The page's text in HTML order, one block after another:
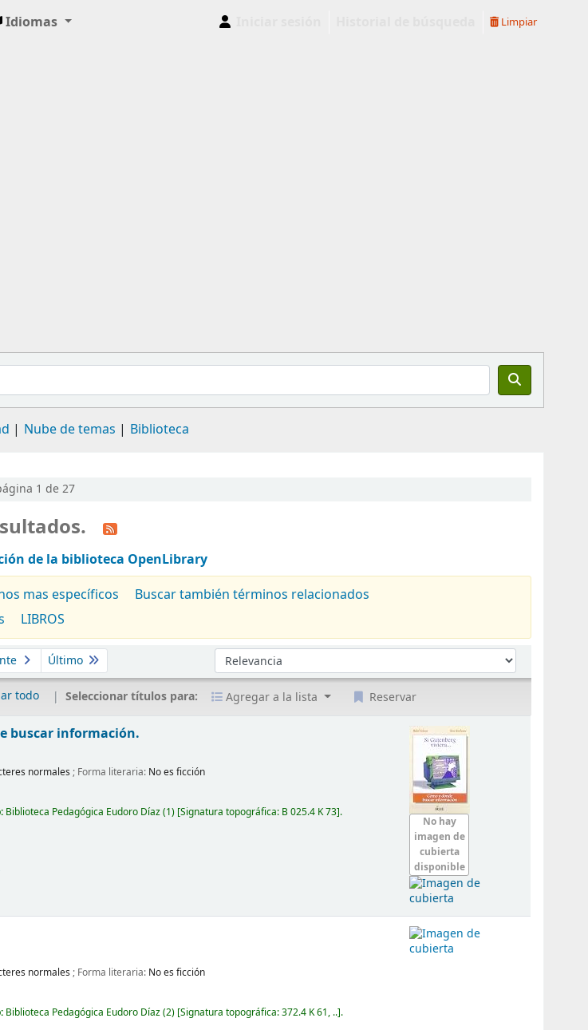
Idiomas Limpiar
Nube de temas Biblioteca
1 de 27
de la biblioteca OpenLibrary
mas específicos
Buscar también términos relacionados
LIBROS
Último Ordenar por:
todo Seleccionar títulos para: Agregar a la lista Reservar
No hay
imagen de
cubierta
disponible
buscar información.
normales; Forma literaria: No es ficción
Biblioteca Pedagógica Eudoro Díaz(1) Signatura topográfica: B 025.4 K 73 .
normales; Forma literaria: No es ficción
Biblioteca Pedagógica Eudoro Díaz(2) Signatura topográfica:372.4 K 61, .. .